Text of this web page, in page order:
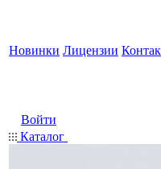
Новинки Лицензии
Войти
Каталог